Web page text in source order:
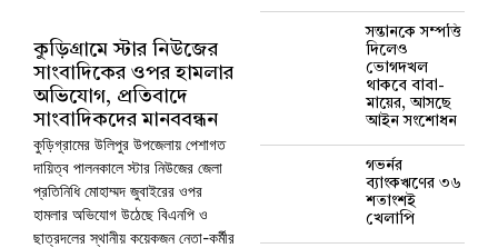
কুড়িগ্রামে স্টার নিউজের
সাংবাদিকের ওপর হামলার
অভিযোগ, প্রতিবাদে
সাংবাদিকদের মানববন্ধন
কুড়িগ্রামের উলিপুর উপজেলায় পেশাগত
দায়িত্ব পালনকালে স্টার নিউজের জেলা
প্রতিনিধি মোহাম্মদ জুবাইরের ওপর
হামলার অভিযোগ উঠেছে বিএনপি ও
ছাত্রদলের স্থানীয় কয়েকজন নেতা-কর্মীর
সন্তানকে সম্পত্তি
দিলেও
ভোগদখল
থাকবে বাবা-
মায়ের, আসছে
আইন সংশোধন
গভর্নর
ব্যাংকঋণের ৩৬
শতাংশই
খেলাপি